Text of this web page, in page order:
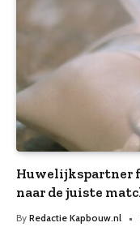
Huwelijkspartner
naar de juiste
By Redactie Kapbouw.nl